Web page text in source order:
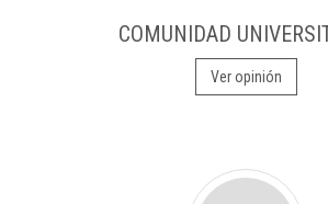
COMUNIDAD
Ver opinión